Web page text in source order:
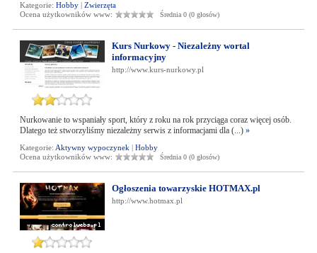
Kategorie: Hobby| Zwierzęta
Ocena użytkowników www:
Średnia 0 (0 głosów)
Kurs Nurkowy - Niezależny wortal
informacyjny
http://www.kurs-nurkowy.pl
Nurkowanie to wspaniały sport, który z roku na rok przyciąga coraz więcej osób.
Dlatego też stworzyliśmy niezależny serwis z informacjami dla (...) »
Kategorie: Aktywny wypoczynek | Hobby
Ocena użytkowników www:
Średnia 0 (0 głosów)
Ogłoszenia towarzyskie HOTMAX.pl
http://www.hotmax.pl